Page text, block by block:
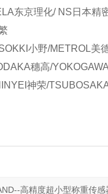
东京理化/ NS日本
小野/METROL
穗高/
神荣/